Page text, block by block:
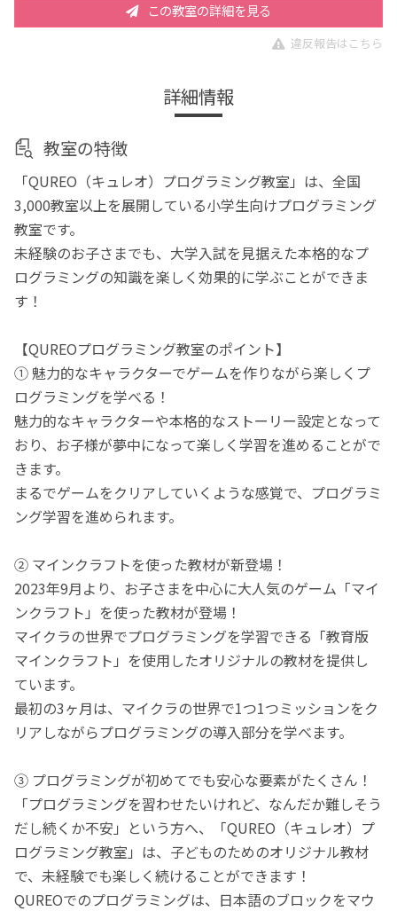
この教室の詳細を見る
違反報告はこちら
詳細情報
教室の特徴
「QUREO（キュレオ）プログラミング教室」は、全国
3,000教室以上を展開している小学生向けプログラミング
教室です。
未経験のお子さまでも、大学入試を見据えた本格的なプ
ログラミングの知識を楽しく効果的に学ぶことができま
す！
【QUREOプログラミング教室のポイント】
① 魅力的なキャラクターでゲームを作りながら楽しくプ
ログラミングを学べる！
魅力的なキャラクターや本格的なストーリー設定となって
おり、お子様が夢中になって楽しく学習を進めることがで
きます。
まるでゲームをクリアしていくような感覚で、プログラミ
ング学習を進められます。
② マインクラフトを使った教材が新登場！
2023年9月より、お子さまを中心に大人気のゲーム「マイ
ンクラフト」を使った教材が登場！
マイクラの世界でプログラミングを学習できる「教育版
マインクラフト」を使用したオリジナルの教材を提供し
ています。
最初の3ヶ月は、マイクラの世界で1つ1つミッションをク
リアしながらプログラミングの導入部分を学べます。
③ プログラミングが初めてでも安心な要素がたくさん！
「プログラミングを習わせたいけれど、なんだか難しそう
だし続くか不安」という方へ、「QUREO（キュレオ）プ
ログラミング教室」は、子どものためのオリジナル教材
で、未経験でも楽しく続けることができます！
QUREOでのプログラミングは、日本語のブロックをマウ